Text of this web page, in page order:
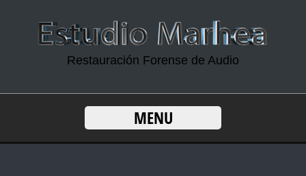
Restauración Forense de Audio
MENU